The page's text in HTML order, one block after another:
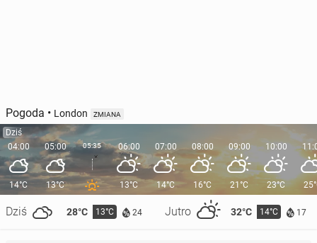
Pogoda • London ZMIANA
Dziś
04:00
14°C
Dziś 28°C 13°C 24 Jutro 32°C 14°C 17
05:00
13°C
05:35 06:00
13°C
07:00
14°C
08:00
16°C
09:00
21°C
10:00
23°C